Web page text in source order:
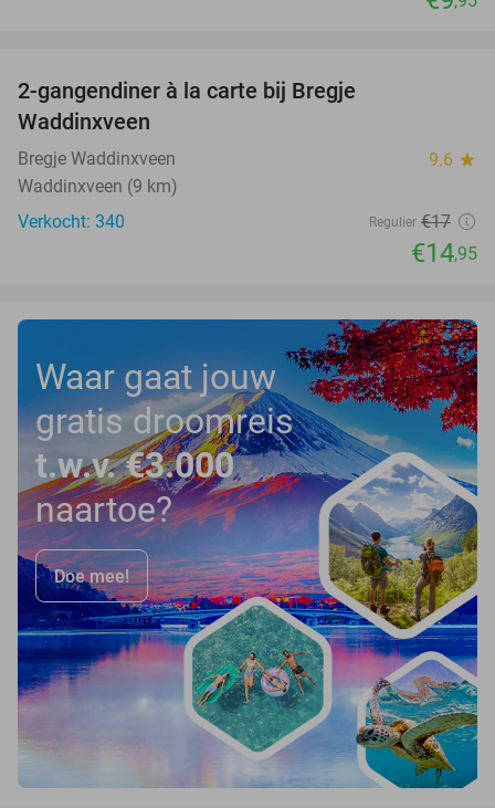
2-gangendiner à la carte bij Bregje
Waddinxveen
Bregje Waddinxveen 9.6 star
Waddinxveen (9 km)
Verkocht: 340
Regulier €17
€14,95
Waar gaat jouw
gratis droomreis
t.w.v. €3.000
naartoe?
Doe mee!